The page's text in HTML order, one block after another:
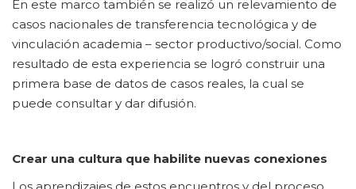
En este marco también se realizó un relevamiento de
casos nacionales de transferencia tecnológica y de
vinculación academia – sector productivo/social. Como
resultado de esta experiencia se logró construir una
primera base de datos de casos reales, la cual se
puede consultar y dar difusión.
Crear una cultura que habilite nuevas conexiones
Los aprendizajes de estos encuentros y del proceso